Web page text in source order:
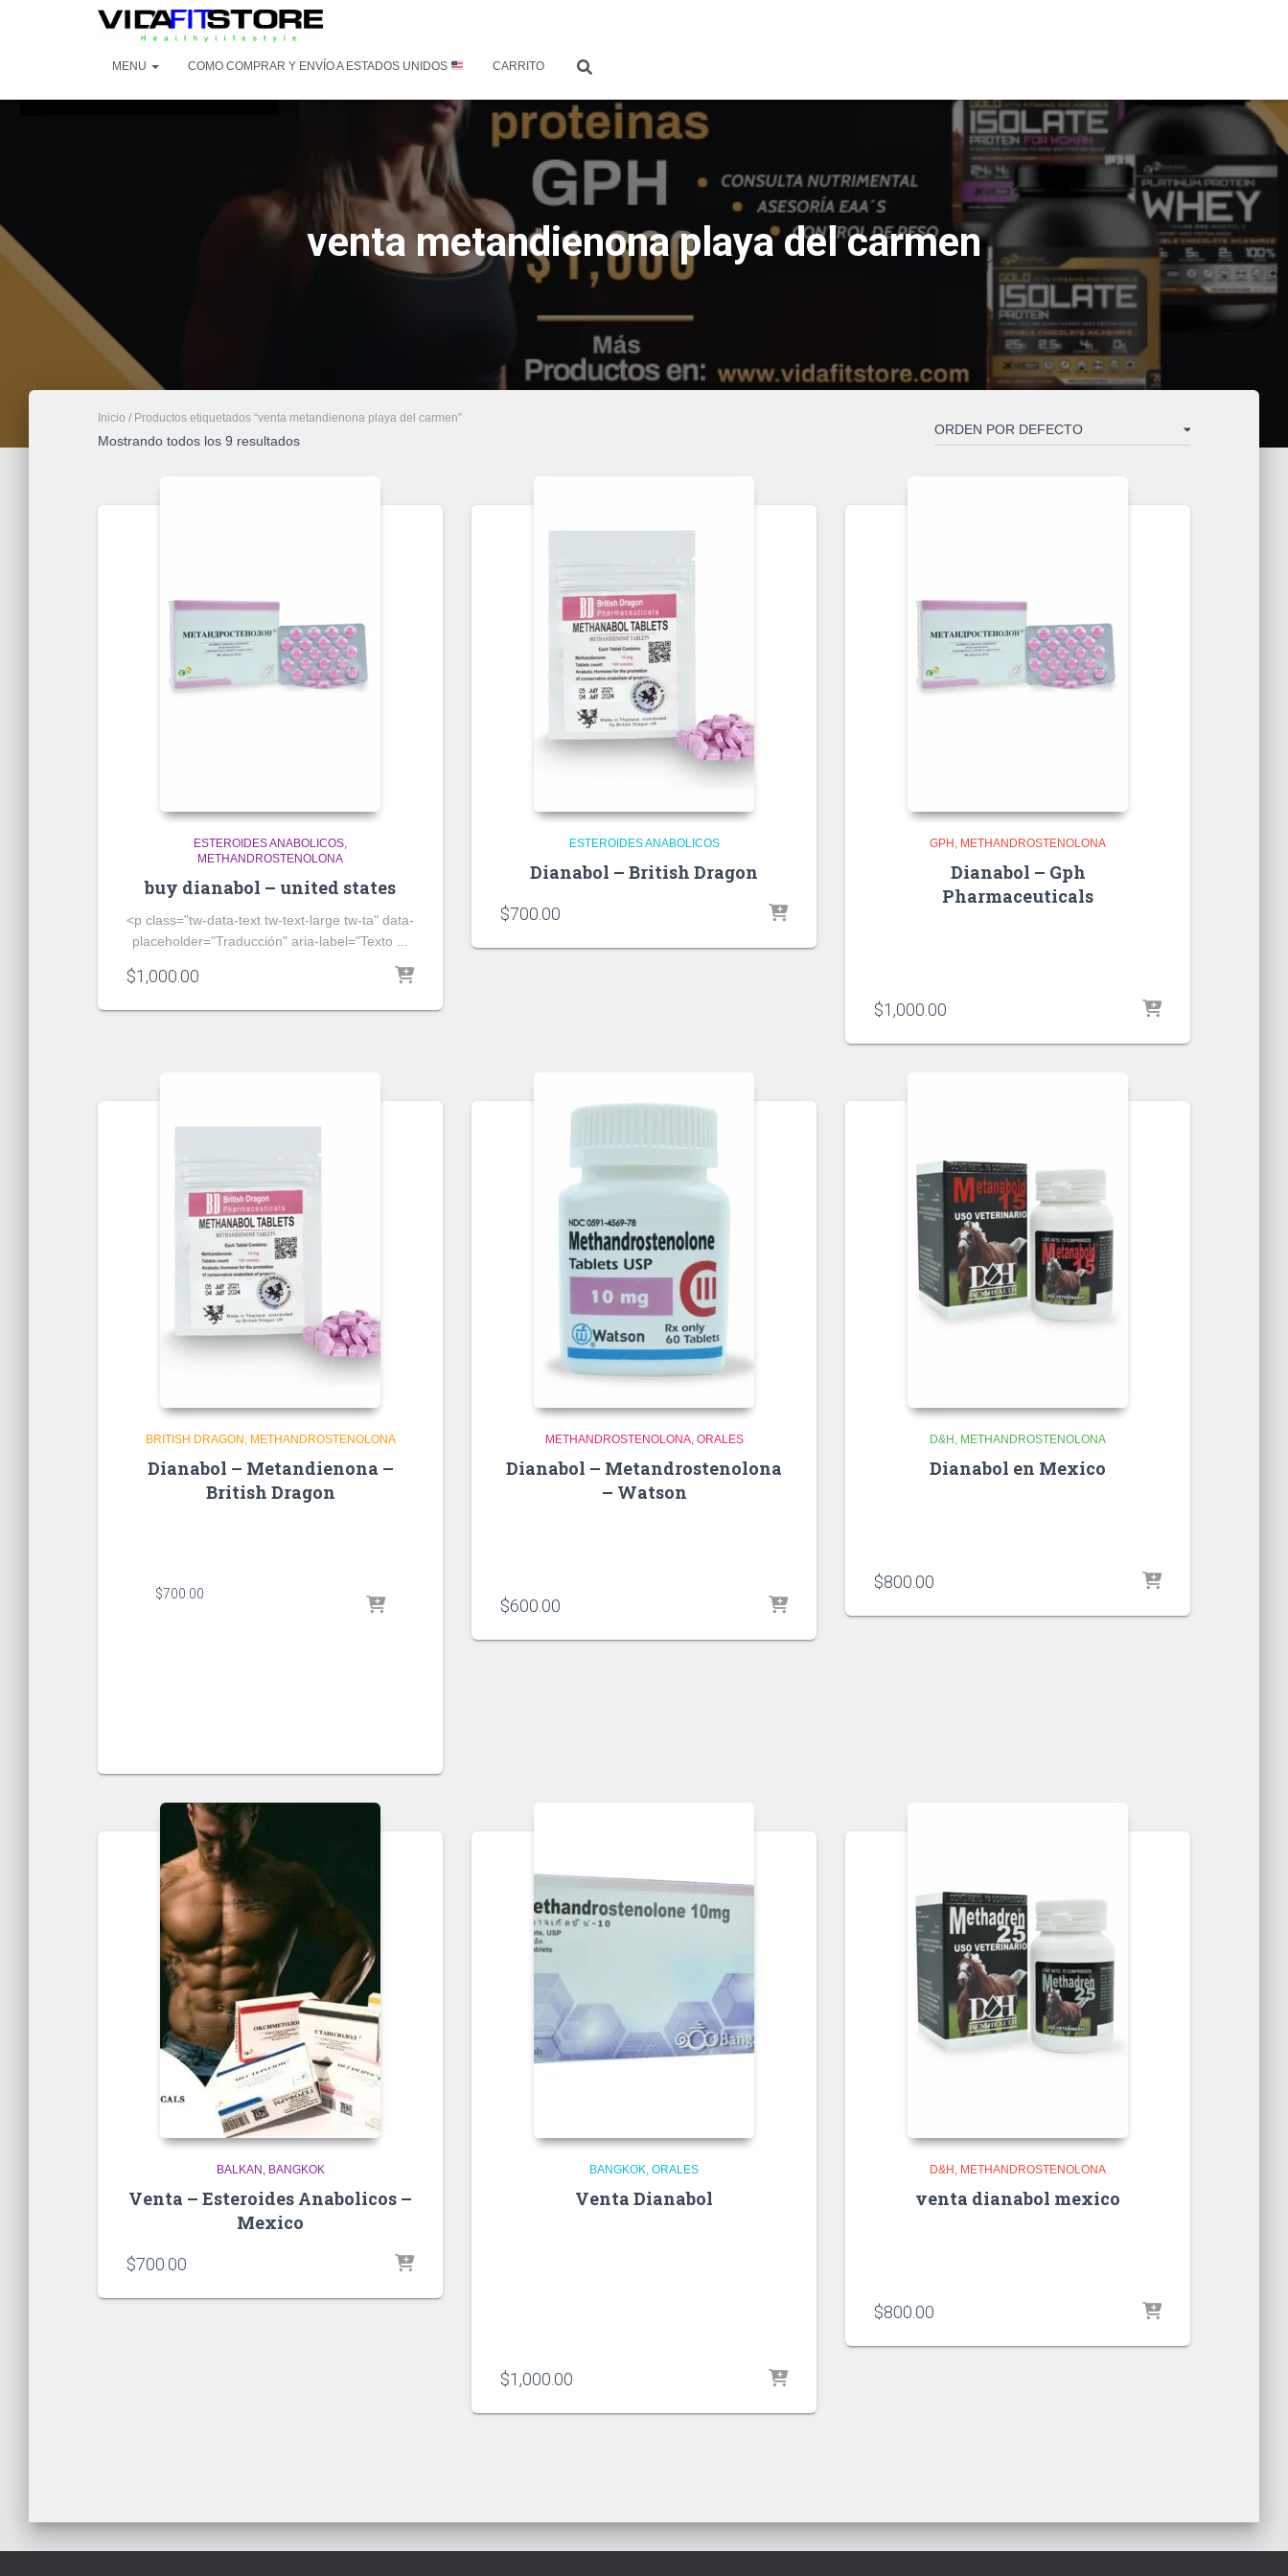
MENU COMO COMPRAR Y ENVÍO A ESTADOS UNIDOS CARRITO
venta metandienona playa del carmen
Inicio / Productos etiquetados “venta metandienona playa del carmen”
Mostrando todos los 9 resultados
ESTEROIDES ANABOLICOS
METHANDROSTENOLONA
buy dianabol – united states
<p class="tw-data-text tw-text-large tw-ta" data-
placeholder="Traducción" aria-label="Texto ...
$1,000.00
ESTEROIDES ANABOLICOS
Dianabol – British Dragon
$700.00
GPH METHANDROSTENOLONA
Dianabol – Gph
Pharmaceuticals
$1,000.00
BRITISH DRAGON METHANDROSTENOLONA
Dianabol – Metandienona –
British Dragon
$700.00
METHANDROSTENOLONA ORALES
Dianabol – Metandrostenolona
– Watson
$600.00
D&H METHANDROSTENOLONA
Dianabol en Mexico
$800.00
BALKAN BANGKOK
Venta – Esteroides Anabolicos –
Mexico
$700.00
BANGKOK ORALES
Venta Dianabol
$1,000.00
D&H METHANDROSTENOLONA
venta dianabol mexico
$800.00